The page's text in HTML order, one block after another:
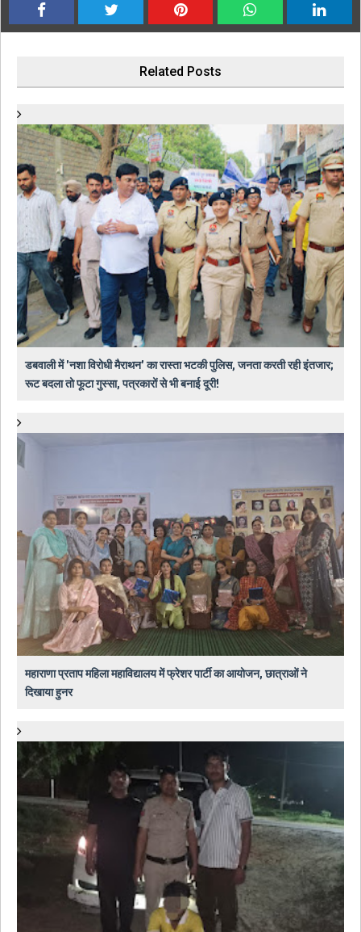
Related Posts
डबवाली में 'नशा विरोधी मैराथन' का रास्ता भटकी पुलिस, जनता करती रही इंतजार;
रूट बदला तो फूटा गुस्सा, पत्रकारों से भी बनाई दूरी!
महाराणा प्रताप महिला महाविद्यालय में फ्रेशर पार्टी का आयोजन, छात्राओं ने
दिखाया हुनर